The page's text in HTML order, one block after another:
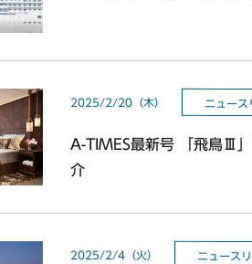
2025/2/20（木） ニュース
A-TIMES最新号 「飛鳥Ⅲ
介
2025/2/4（火） ニュース